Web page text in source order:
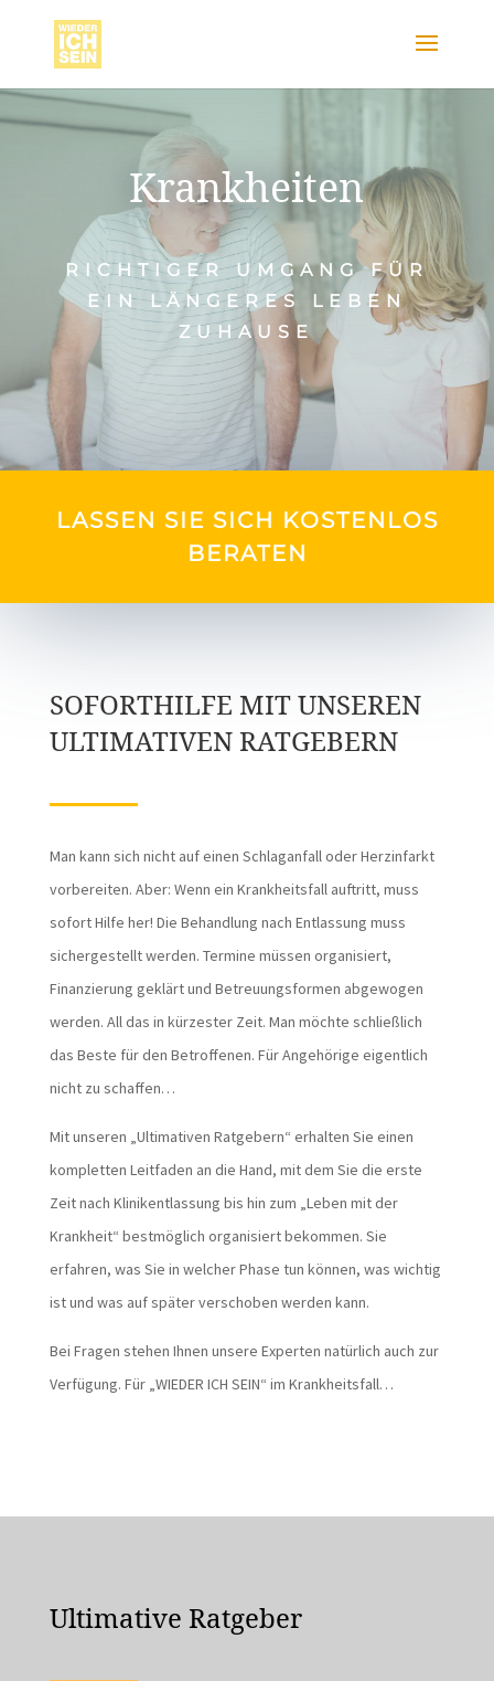
Krankheiten
RICHTIGER UMGANG FÜR
EIN LÄNGERES LEBEN
ZUHAUSE
LASSEN SIE SICH KOSTENLOS
BERATEN
SOFORTHILFE MIT UNSEREN
ULTIMATIVEN RATGEBERN
Man kann sich nicht auf einen Schlaganfall oder Herzinfarkt
vorbereiten. Aber: Wenn ein Krankheitsfall auftritt, muss
sofort Hilfe her! Die Behandlung nach Entlassung muss
sichergestellt werden. Termine müssen organisiert,
Finanzierung geklärt und Betreuungsformen abgewogen
werden. All das in kürzester Zeit. Man möchte schließlich
das Beste für den Betroffenen. Für Angehörige eigentlich
nicht zu schaffen…
Mit unseren „Ultimativen Ratgebern“ erhalten Sie einen
kompletten Leitfaden an die Hand, mit dem Sie die erste
Zeit nach Klinikentlassung bis hin zum „Leben mit der
Krankheit“ bestmöglich organisiert bekommen. Sie
erfahren, was Sie in welcher Phase tun können, was wichtig
ist und was auf später verschoben werden kann.
Bei Fragen stehen Ihnen unsere Experten natürlich auch zur
Verfügung. Für „WIEDER ICH SEIN“ im Krankheitsfall…
Ultimative Ratgeber